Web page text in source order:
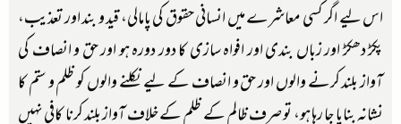
اس لیے اگر کسی معاشرے میں انسانی حقوق کی پامالی، قید و بند اور تعذیب،
پکڑ دھکڑ اور زباں بندی اور افواہ سازی کا دور دورہ ہو اور حق و انصاف کی
آواز بلند کرنے والوں اور حق و انصاف کے لیے نکلنے والوں کو ظلم و ستم کا
نشانہ بنایا جا رہا ہو، تو صرف ظالم کے ظلم کے خلاف آواز بلند کرنا کافی نہیں